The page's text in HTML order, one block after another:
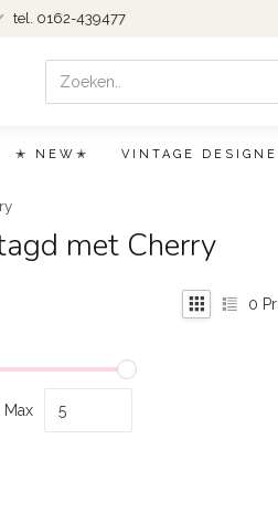
tel. 0162-439477
✭ NEW✭ VINTAGE
met Cherry
Max
0